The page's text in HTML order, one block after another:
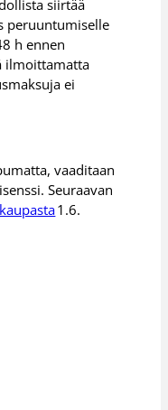
siirtää
peruuntumiselle
h ennen
ilmoittamatta
ei
vaaditaan
Seuraavan
1.6.